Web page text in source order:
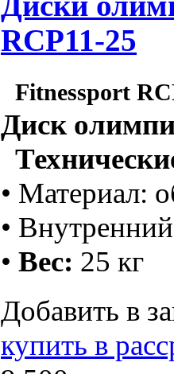
RCP11-25
Fitnessport
Диск
• Материал:
•
• Вес: 25 кг
Добавить в
купить в